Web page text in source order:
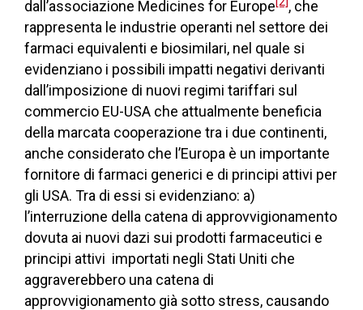
dall’associazione Medicines for Europe
, che
rappresenta le industrie operanti nel settore dei
farmaci equivalenti e biosimilari, nel quale si
evidenziano i possibili impatti negativi derivanti
dall’imposizione di nuovi regimi tariffari sul
commercio EU-USA che attualmente beneficia
della marcata cooperazione tra i due continenti,
anche considerato che l’Europa è un importante
fornitore di farmaci generici e di principi attivi per
gli USA. Tra di essi si evidenziano: a)
l’interruzione della catena di approvvigionamento
dovuta ai nuovi dazi sui prodotti farmaceutici e
principi attivi importati negli Stati Uniti che
aggraverebbero una catena di
approvvigionamento già sotto stress, causando